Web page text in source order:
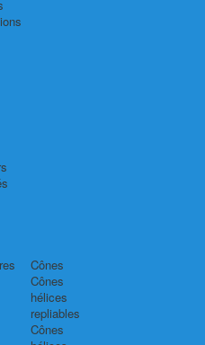
Cônes
Cônes
hélices
repliables
Cônes